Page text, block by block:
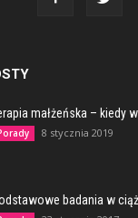
małżeńska – kiedy
8 stycznia 2019
badania w